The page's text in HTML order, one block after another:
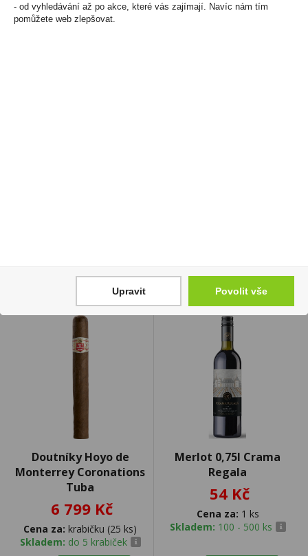
Doutníky Hoyo de
Monterrey Coronations
Tuba
6 799 Kč
Cena za: krabičku (25 ks)
Skladem: do 5 krabiček
Merlot 0,75l Crama
Regala
54 Kč
Cena za: 1 ks
Skladem: 100 - 500 ks
- od vyhledávání až po akce, které vás zajímají. Navíc nám tím
pomůžete web zlepšovat.
Upravit Povolit vše